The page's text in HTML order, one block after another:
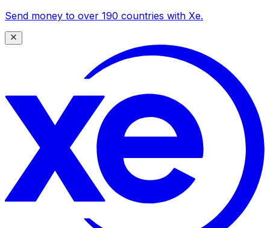
Send money to over 190 countries with Xe.